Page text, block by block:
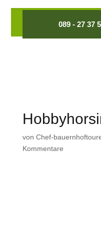
089 - 27 37
von Chef-
Kommentare